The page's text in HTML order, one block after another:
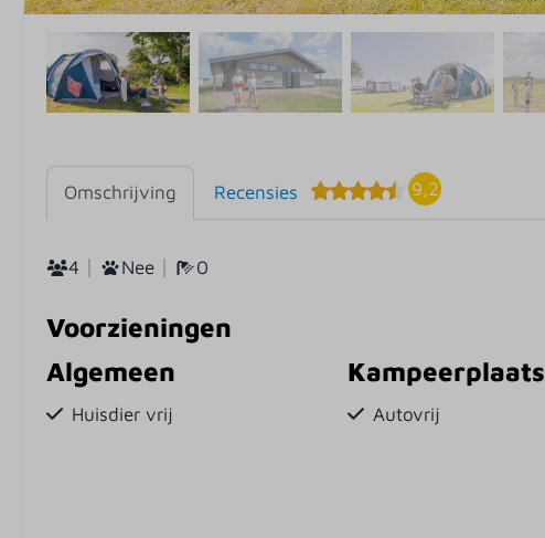
Omschrijving Recensies 9,2
4 Nee 0
Voorzieningen
Algemeen
Huisdier vrij
Kampeerplaats
Autovrij